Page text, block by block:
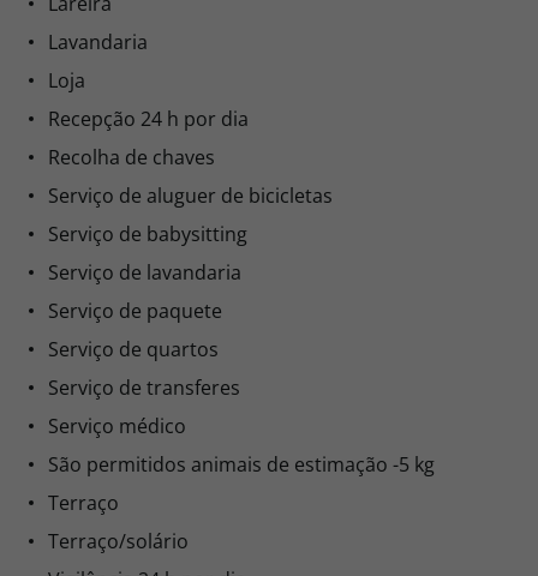
Ver mais opções (
Jornais
Lareira
Lavandaria
Loja
Recepção 24 h por dia
Recolha de chaves
Serviço de aluguer de bicicletas
Serviço de babysitting
Serviço de lavandaria
Serviço de paquete
Serviço de quartos
Serviço de transferes
Serviço médico
São permitidos animais de estimação -5 kg
Terraço